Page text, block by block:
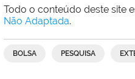
Todo o conteúdo deste site
Não Adaptada.
BOLSA PESQUISA